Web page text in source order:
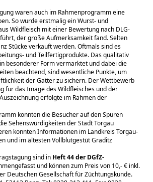
waren auch im Rahmenprogramm eine
So wurde erstmalig ein Wurst- und
Wildfleisch mit einer Bewertung nach DLG-
der große Aufmerksamkeit fand. Selten
Stücke verkauft werden. Oftmals sind es
und Teilfertigprodukte. Das qualitativ
besonderer Form vermarktet und dabei die
beachtend, sind wesentliche Punkte, um
der Gatter zu sichern. Der Wettbewerb
für das Image des Wildfleisches und der
erfolgte im Rahmen der
konnten die Besucher auf den Spuren
Sehenswürdigkeiten der Stadt Torgau
konnten Informationen im Landkreis Torgau-
und im ältesten Vollblutgestüt Graditz
sind in Heft 44 der DGfZ-
und können zum Preis von 10,- € inkl.
Deutschen Gesellschaft für Züchtungskunde.